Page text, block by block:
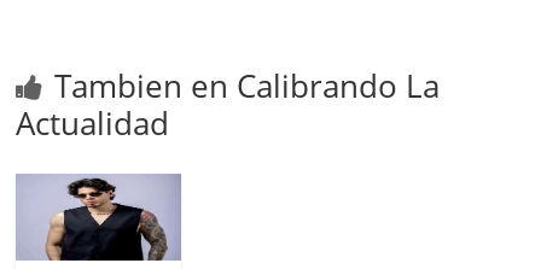
Tambien en Calibrando La
Actualidad